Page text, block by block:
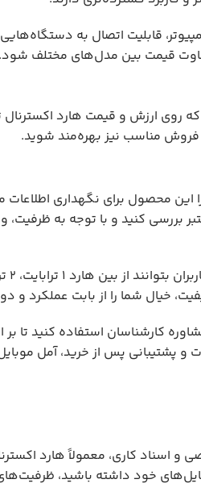
قابلیت اتصال به دستگاه‌هایی
تفاوت قیمت بین مدل‌های مختلف شود.
روی ارزش و قیمت هارد اکسترنال
مناسب نیز بهره‌مند شوید.
این محصول برای نگهداری
بررسی کنید و با توجه به
خیال شما را از بابت عملکرد و
کارشناسان استفاده کنید
پشتیبانی پس از خرید، آمل
خود داشته باشید، ظرفیت‌های